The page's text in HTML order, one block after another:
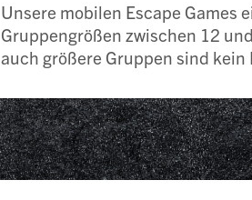
Unsere mobilen Escape Games
Gruppengrößen zwischen 12
auch größere Gruppen sind kein